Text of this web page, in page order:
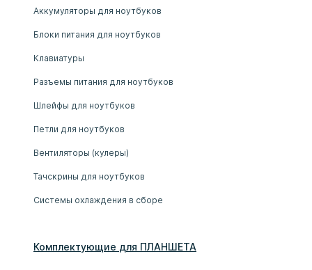
Аккумуляторы для ноутбуков
Блоки питания для ноутбуков
Клавиатуры
Разъемы питания для ноутбуков
Шлейфы для ноутбуков
Петли для ноутбуков
Вентиляторы (кулеры)
Тачскрины для ноутбуков
Системы охлаждения в сборе
Комплектующие для ПЛАНШЕТА